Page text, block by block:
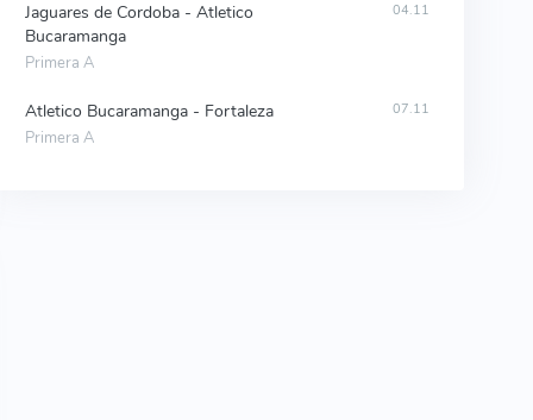
Jaguares de Cordoba - Atletico
Bucaramanga
Primera A
04.11
Atletico Bucaramanga - Fortaleza
Primera A
07.11